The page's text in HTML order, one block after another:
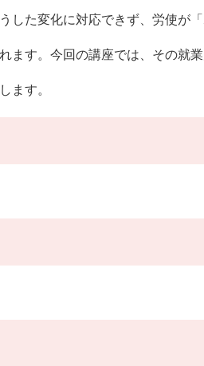
した変化に対応できず、労使が
ます。今回の講座では、その就
します。